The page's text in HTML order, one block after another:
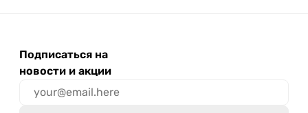
Подписаться на
новости и акции